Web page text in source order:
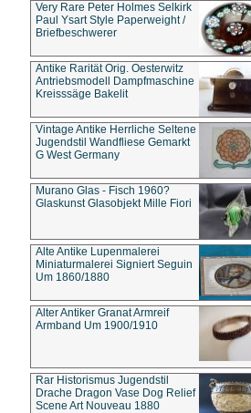
Very Rare Peter Holmes Selkirk
Paul Ysart Style Paperweight /
Briefbeschwerer
Antike Rarität Orig. Oesterwitz
Antriebsmodell Dampfmaschine
Kreisssäge Bakelit
Vintage Antike Herrliche Seltene
Jugendstil Wandfliese Gemarkt
G West Germany
Murano Glas - Fisch 1960?
Glaskunst Glasobjekt Mille Fiori
Alte Antike Lupenmalerei
Miniaturmalerei Signiert Seguin
Um 1860/1880
Alter Antiker Granat Armreif
Armband Um 1900/1910
Rar Historismus Jugendstil
Drache Dragon Vase Dog Relief
Scene Art Nouveau 1880